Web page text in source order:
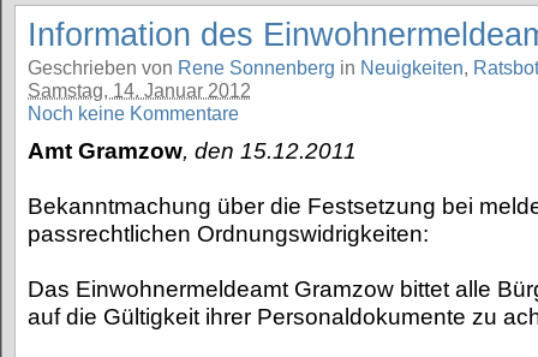
Information des
Geschrieben von Rene Sonnenberg in Neuigkeiten,
Samstag, 14. Januar 2012
Noch keine Kommentare
Amt Gramzow, den 15.12.2011
Bekanntmachung über die Festsetzung bei
passrechtlichen Ordnungswidrigkeiten:
Das Einwohnermeldeamt Gramzow bittet alle
auf die Gültigkeit ihrer Personaldokumente zu